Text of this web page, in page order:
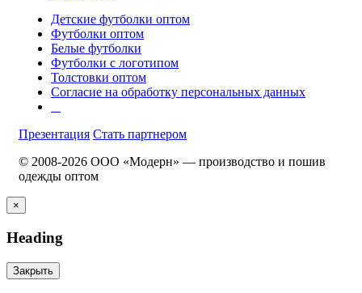
Детские футболки оптом
Футболки оптом
Белые футболки
Футболки с логотипом
Толстовки оптом
Согласие на обработку персональных данных
Презентация Стать партнером
© 2008-2026 ООО «Модерн» — производство и пошив
одежды оптом
×
Heading
Закрыть